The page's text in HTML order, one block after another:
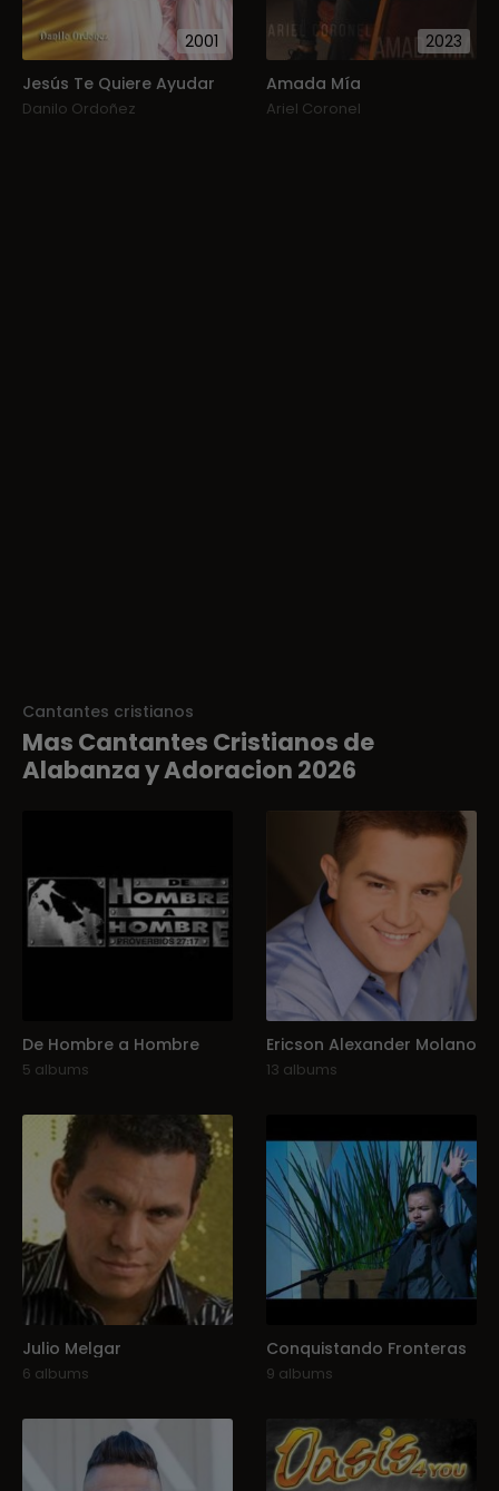
2001
Jesús Te Quiere Ayudar
Danilo Ordoñez
2023
Amada Mía
Ariel Coronel
Cantantes cristianos
Mas Cantantes Cristianos de
Alabanza y Adoracion 2026
De Hombre a Hombre
5 albums
Ericson Alexander Molano
13 albums
Julio Melgar
6 albums
Conquistando Fronteras
9 albums